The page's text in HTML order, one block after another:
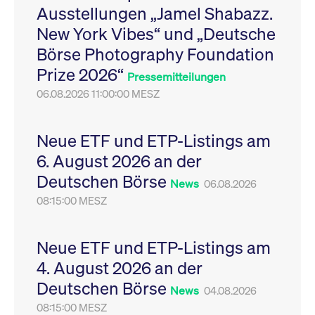
Ausstellungen „Jamel Shabazz.
New York Vibes“ und „Deutsche
Börse Photography Foundation
Prize 2026“ Pressemitteilungen
06.08.2026 11:00:00 MESZ
Neue ETF und ETP-Listings am
6. August 2026 an der
Deutschen Börse News 06.08.2026
08:15:00 MESZ
Neue ETF und ETP-Listings am
4. August 2026 an der
Deutschen Börse News 04.08.2026
08:15:00 MESZ
Leistung der Website
zu messen. Es handelt
sich um ein Muster-
Cookie, bei dem auf
das Präfix _pk_ses
eine kurze Reihe von
VISITOR_PRIVACY_METADATA
YouTube
.youtube.com
6
Monate
Dieses Cookie dient
Speicherung der
Einwilligungs- und
des Nutzers für ihre
Interaktion mit der
Sitzungen geehrt